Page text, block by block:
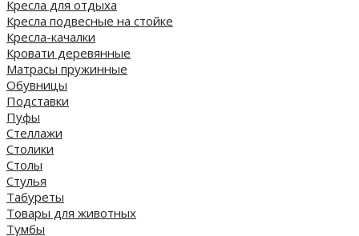
Кресла для отдыха
Кресла подвесные на стойке
Кресла-качалки
Кровати деревянные
Матрасы пружинные
Обувницы
Подставки
Пуфы
Стеллажи
Столики
Столы
Стулья
Табуреты
Товары для животных
Тумбы